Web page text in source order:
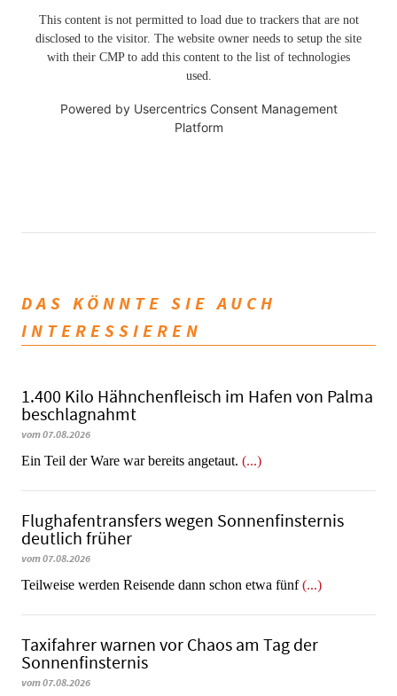
This content is not permitted to load due to trackers that are not
disclosed to the visitor. The website owner needs to setup the site
with their CMP to add this content to the list of technologies
used.
Powered by Usercentrics Consent Management
Platform
DAS KÖNNTE SIE AUCH
INTERESSIEREN
1.400 Kilo Hähnchenfleisch im Hafen von Palma
beschlagnahmt
vom 07.08.2026
​​​​​​​Ein Teil der Ware war bereits angetaut. (...)
Flughafentransfers wegen Sonnenfinsternis
deutlich früher
vom 07.08.2026
Teilweise werden Reisende dann schon etwa fünf(...)
Taxifahrer warnen vor Chaos am Tag der
Sonnenfinsternis
vom 07.08.2026